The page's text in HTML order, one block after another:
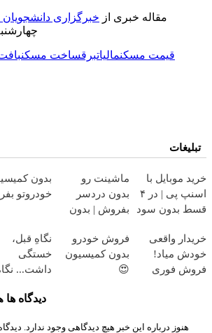
مقاله خبری از خبرگزاری دانشجویان
چهارشنبه 7 خرداد
قیمت مسکنمالیاتبرقساخت مسکن
تبلیغات
خرید موبایل با
اسنپ پی | در ۴
قسط بدون سود
ماشینت رو
بدون دردسر
بفروش | بدون
بدون
خودروتو
خریدار واقعی
خودش میاد!
فروش فوری
فروش خودرو
بدون کمیسیون
😍
نگاهِ قبل،
خستگی
داشت...
دیدگاه ها
هنوز درباره این خبر هیچ دیدگاهی وجود ندارد.